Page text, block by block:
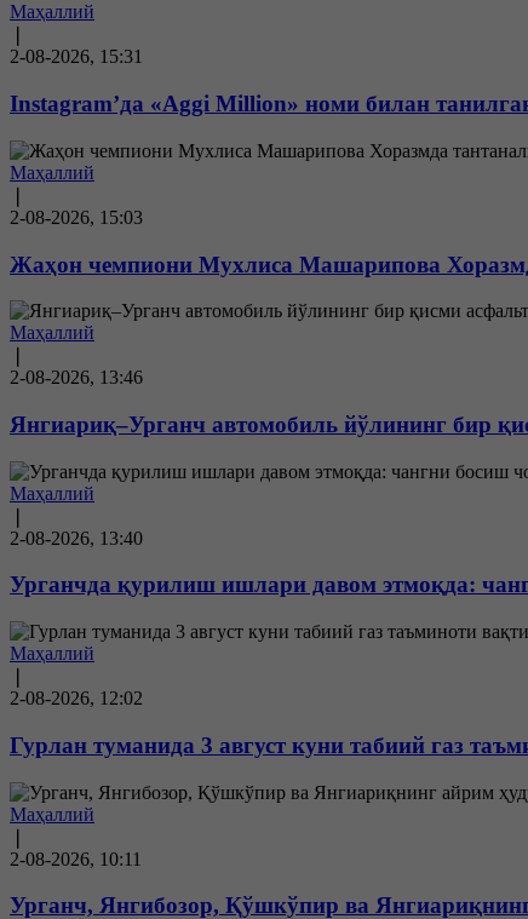
Маҳаллий
2-08-2026, 15:31
Instagram’да «Aggi Million» номи билан
Маҳаллий
2-08-2026, 15:03
Жаҳон чемпиони Мухлиса Машарипова
Маҳаллий
2-08-2026, 13:46
Янгиариқ–Урганч автомобиль йўлининг бир
Маҳаллий
2-08-2026, 13:40
Урганчда қурилиш ишлари давом этмоқда:
Маҳаллий
2-08-2026, 12:02
Гурлан туманида 3 август куни табиий газ
Маҳаллий
2-08-2026, 10:11
Урганч, Янгибозор, Қўшкўпир ва